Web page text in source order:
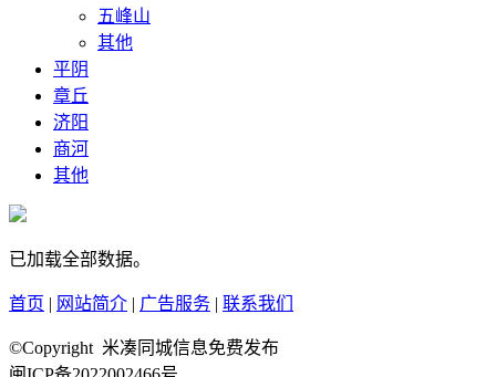
五峰山
其他
平阴
章丘
济阳
商河
其他
已加载全部数据。
首页 | 网站简介 | 广告服务 | 联系我们
©Copyright 米凑同城信息免费发布